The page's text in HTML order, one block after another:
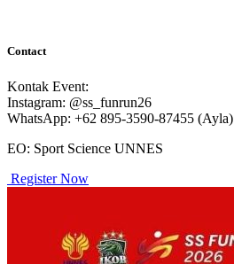
Contact
Kontak Event:
Instagram: @ss_funrun26
WhatsApp: +62 895-3590-87455 (Ayla)
EO: Sport Science UNNES
Register Now